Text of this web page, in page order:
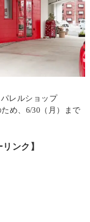
レルショップ
ため、6/30（月）まで
ンク】